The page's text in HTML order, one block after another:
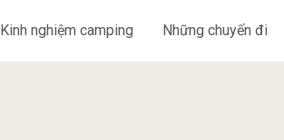
Kinh nghiệm camping Những chuyến đi